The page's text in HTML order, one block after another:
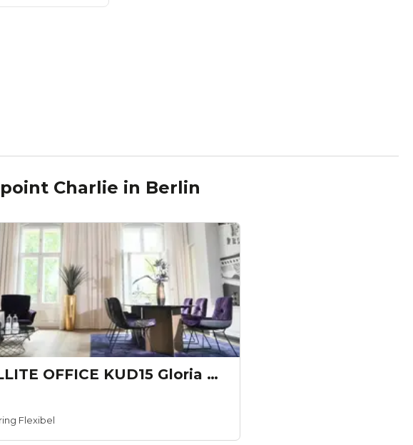
Charlie in Berlin
SATELLITE OFFICE KUD15 Gloria Berlin Kaminlounge „Gloria Berlin“
Flexibel